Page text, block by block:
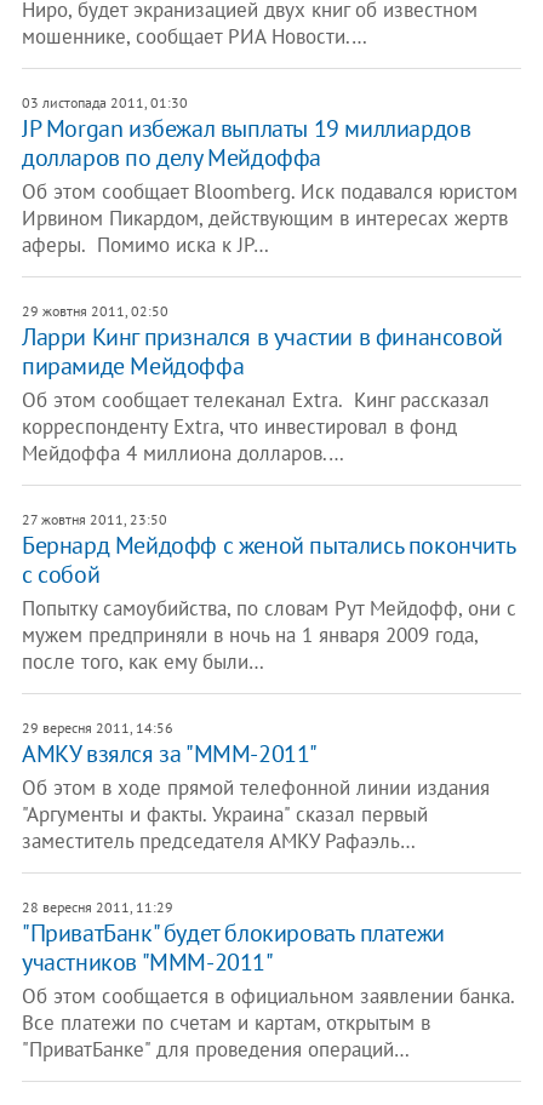
Ниро, будет экранизацией двух книг об известном
мошеннике, сообщает РИА Новости.…
03 листопада 2011, 01:30
JP Morgan избежал выплаты 19 миллиардов
долларов по делу Мейдоффа
Об этом сообщает Bloomberg. Иск подавался юристом
Ирвином Пикардом, действующим в интересах жертв
аферы. Помимо иска к JP…
29 жовтня 2011, 02:50
Ларри Кинг признался в участии в финансовой
пирамиде Мейдоффа
Об этом сообщает телеканал Extra. Кинг рассказал
корреспонденту Extra, что инвестировал в фонд
Мейдоффа 4 миллиона долларов.…
27 жовтня 2011, 23:50
Бернард Мейдофф с женой пытались покончить
с собой
Попытку самоубийства, по словам Рут Мейдофф, они с
мужем предприняли в ночь на 1 января 2009 года,
после того, как ему были…
29 вересня 2011, 14:56
АМКУ взялся за "МММ-2011"
Об этом в ходе прямой телефонной линии издания
"Аргументы и факты. Украина" сказал первый
заместитель председателя АМКУ Рафаэль…
28 вересня 2011, 11:29
"ПриватБанк" будет блокировать платежи
участников "МММ-2011"
Об этом сообщается в официальном заявлении банка.
Все платежи по счетам и картам, открытым в
"ПриватБанке" для проведения операций…